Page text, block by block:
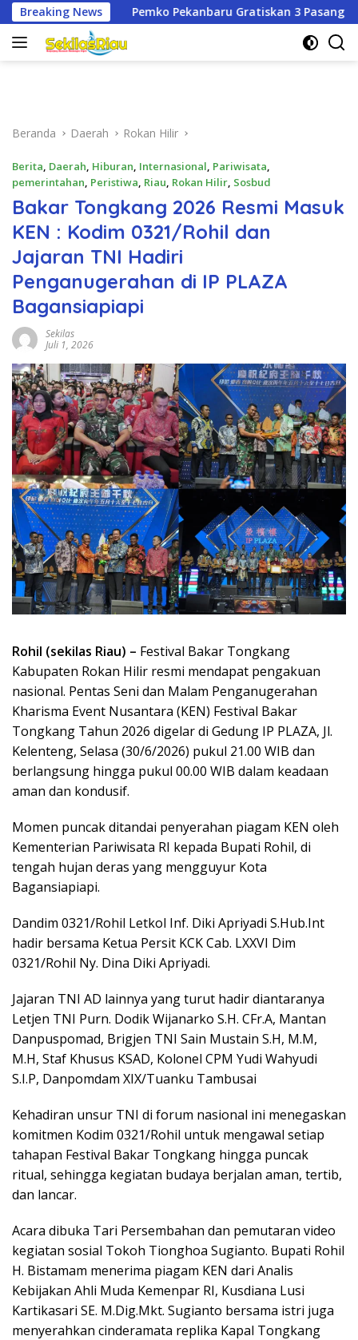
Langsung
ke
konten
Breaking News
Pekanbaru Gratiskan 3 Pasang Seragam Sekolah untuk Murid
Beranda Daerah Rokan Hilir
Berita, Daerah, Hiburan, Internasional, Pariwisata,
pemerintahan, Peristiwa, Riau, Rokan Hilir, Sosbud
Bakar Tongkang 2026 Resmi Masuk
KEN : Kodim 0321/Rohil dan
Jajaran TNI Hadiri
Penganugerahan di IP PLAZA
Bagansiapiapi
Sekilas
Juli 1, 2026
Rohil (sekilas Riau) – Festival Bakar Tongkang
Kabupaten Rokan Hilir resmi mendapat pengakuan
nasional. Pentas Seni dan Malam Penganugerahan
Kharisma Event Nusantara (KEN) Festival Bakar
Tongkang Tahun 2026 digelar di Gedung IP PLAZA, Jl.
Kelenteng, Selasa (30/6/2026) pukul 21.00 WIB dan
berlangsung hingga pukul 00.00 WIB dalam keadaan
aman dan kondusif.
Momen puncak ditandai penyerahan piagam KEN oleh
Kementerian Pariwisata RI kepada Bupati Rohil, di
tengah hujan deras yang mengguyur Kota
Bagansiapiapi.
Dandim 0321/Rohil Letkol Inf. Diki Apriyadi S.Hub.Int
hadir bersama Ketua Persit KCK Cab. LXXVI Dim
0321/Rohil Ny. Dina Diki Apriyadi.
Jajaran TNI AD lainnya yang turut hadir diantaranya
Letjen TNI Purn. Dodik Wijanarko S.H. CFr.A, Mantan
Danpuspomad, Brigjen TNI Sain Mustain S.H, M.M,
M.H, Staf Khusus KSAD, Kolonel CPM Yudi Wahyudi
S.I.P, Danpomdam XIX/Tuanku Tambusai
Kehadiran unsur TNI di forum nasional ini menegaskan
komitmen Kodim 0321/Rohil untuk mengawal setiap
tahapan Festival Bakar Tongkang hingga puncak
ritual, sehingga kegiatan budaya berjalan aman, tertib,
dan lancar.
Acara dibuka Tari Persembahan dan pemutaran video
kegiatan sosial Tokoh Tionghoa Sugianto. Bupati Rohil
H. Bistamam menerima piagam KEN dari Analis
Kebijakan Ahli Muda Kemenpar RI, Kusdiana Lusi
Kartikasari SE. M.Dig.Mkt. Sugianto bersama istri juga
menyerahkan cinderamata replika Kapal Tongkang